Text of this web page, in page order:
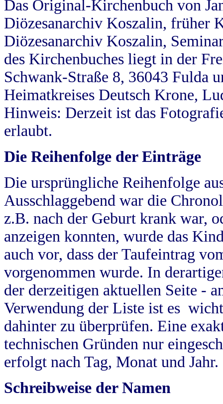
Das Original-Kirchenbuch von
Diözesanarchiv Koszalin, früher
Diözesanarchiv Koszalin,
des Kirchenbuches liegt in der
Schwank-Straße 8, 36043 Fulda
Heimatkreises Deutsch Krone,
Hinweis: Derzeit ist das
erlaubt.
Die Reihenfolge der Einträge
Die ursprüngliche Reihenfolge
Ausschlaggebend war die
z.B. nach der Geburt krank war,
anzeigen konnten, wurde das
auch vor, dass der Taufeintrag
vorgenommen wurde. In
der derzeitigen aktuellen Seite -
Verwendung der Liste ist es
dahinter zu überprüfen. Eine
technischen Gründen nur
erfolgt nach Tag, Monat und Jahr.
Schreibweise der Namen